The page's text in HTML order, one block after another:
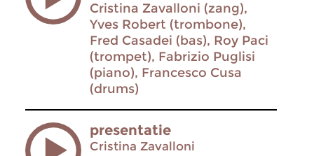
Cristina Zavalloni (zang),
Yves Robert (trombone),
Fred Casadei (bas), Roy Paci
(trompet), Fabrizio Puglisi
(piano), Francesco Cusa
(drums)
presentatie
Cristina Zavalloni